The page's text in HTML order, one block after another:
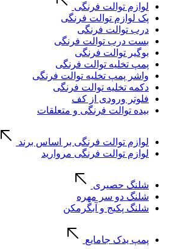
لوازم توالت فرنگی
پک لوازم توالت فرنگی
درب توالت فرنگی
بست درب توالت فرنگی
بوگیر توالت فرنگی
پمپ تخلیه توالت فرنگی
واشر پمپ تخلیه توالت فرنگی
دکمه تخلیه توالت فرنگی
فلوتر ورودی از کف
بیده توالت فرنگی و متعلقات
لوازم توالت فرنگی بر اساس برند
لوازم توالت فرنگی مروارید
شلنگ حصیری
شلنگ دو سر مهره
شلنگ پکیج و آبگرمکن
پمپ یدک جامایع